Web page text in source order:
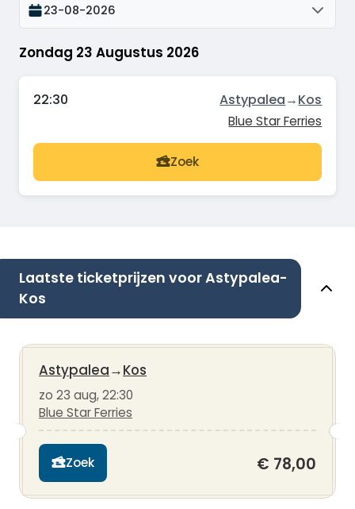
Zondag 23 Augustus 2026
23-08-2026
22:30 Astypalea→Kos
Blue Star Ferries
Zoek
Laatste ticketprijzen voor Astypalea-
Kos
Astypalea→Kos
zo 23 aug, 22:30
Blue Star Ferries
Zoek € 78,00